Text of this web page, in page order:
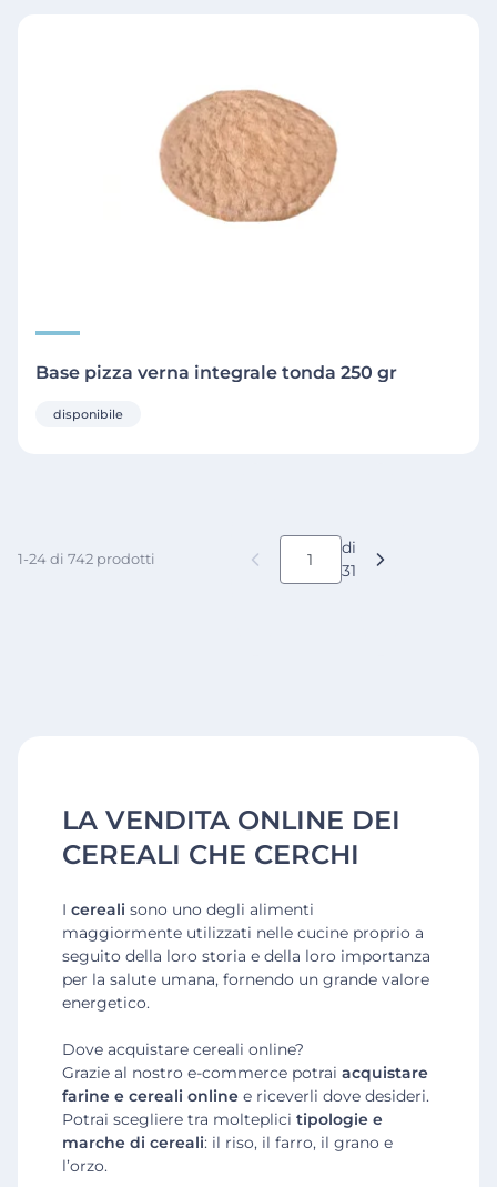
Base pizza verna integrale tonda 250 gr
disponibile
1-24 di 742 prodotti
di
31
LA VENDITA ONLINE DEI
CEREALI CHE CERCHI
I cereali sono uno degli alimenti
maggiormente utilizzati nelle cucine proprio a
seguito della loro storia e della loro importanza
per la salute umana, fornendo un grande valore
energetico.
Dove acquistare cereali online?
Grazie al nostro e-commerce potrai acquistare
farine e cereali online e riceverli dove desideri.
Potrai scegliere tra molteplici tipologie e
marche di cereali: il riso, il farro, il grano e
l’orzo.